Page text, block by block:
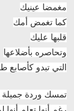
مغمضا عينيك
كما تغمض أمك
قلبها عليك
وتحاصره بأضلاعها
التي تبدو كأصابع
تمسك وردة جميلة